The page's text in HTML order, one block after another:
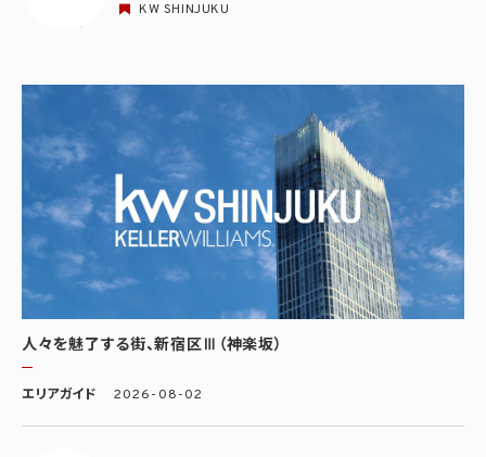
KW SHINJUKU
人々を魅了する街、新宿区Ⅲ（神楽坂）
エリアガイド 2026-08-02